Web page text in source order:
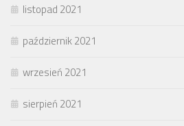
listopad 2021
październik 2021
wrzesień 2021
sierpień 2021